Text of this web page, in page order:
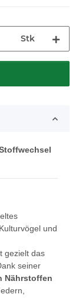
Stk
und
gezielt das
seiner
Nährstoffen